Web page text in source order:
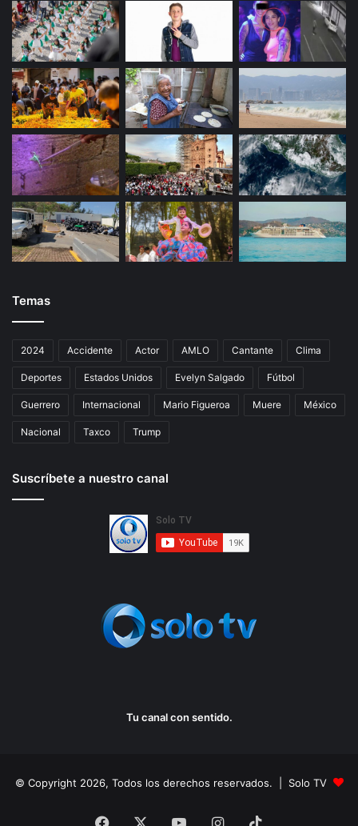
Temas
2024 Accidente Actor AMLO Cantante Clima
Deportes Estados Unidos Evelyn Salgado Fútbol
Guerrero Internacional Mario Figueroa Muere México
Nacional Taxco Trump
Suscríbete a nuestro canal
Tu canal con sentido.
© Copyright 2026, Todos los derechos reservados. | Solo TV
Facebook YouTubeInstagram